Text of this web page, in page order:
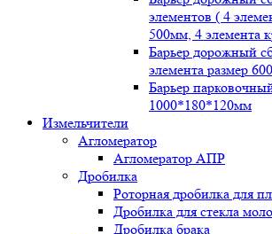
элементов ( 4
500мм, 4 элемента
Барьер дорожный
элемента размер
Барьер
1000*180*120мм
Измельчители
Агломератор
Агломератор АПР
Дробилка
Роторная дробилка для
Дробилка для стекла
Дробилка брака